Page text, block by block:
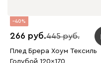
40
266 445
Плед Брера Хоум Тексиль
Голубой 120x170